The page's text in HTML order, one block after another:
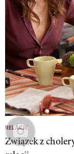
RELACJE
Związek z